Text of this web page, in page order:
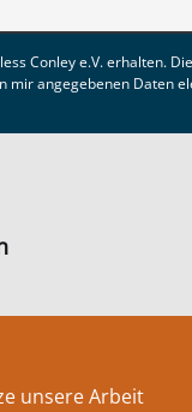
Conley e.V. erhalten. Die
mir angegebenen Daten
unsere Arbeit